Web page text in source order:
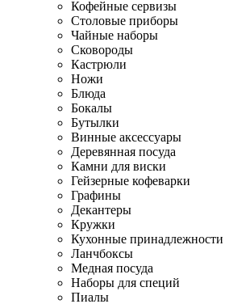
Кофейные сервизы
Столовые приборы
Чайные наборы
Сковороды
Кастрюли
Ножи
Блюда
Бокалы
Бутылки
Винные аксессуары
Деревянная посуда
Камни для виски
Гейзерные кофеварки
Графины
Декантеры
Кружки
Кухонные принадлежности
Ланчбоксы
Медная посуда
Наборы для специй
Пиалы